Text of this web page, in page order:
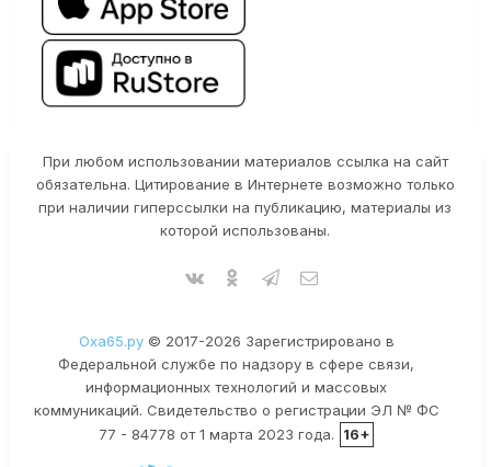
При любом использовании материалов ссылка на сайт
обязательна. Цитирование в Интернете возможно только
при наличии гиперссылки на публикацию, материалы из
которой использованы.
Оха65.ру© 2017-2026 Зарегистрировано в
Федеральной службе по надзору в сфере связи,
информационных технологий и массовых
коммуникаций. Свидетельство о регистрации ЭЛ № ФС
77 - 84778 от 1 марта 2023 года.
16+